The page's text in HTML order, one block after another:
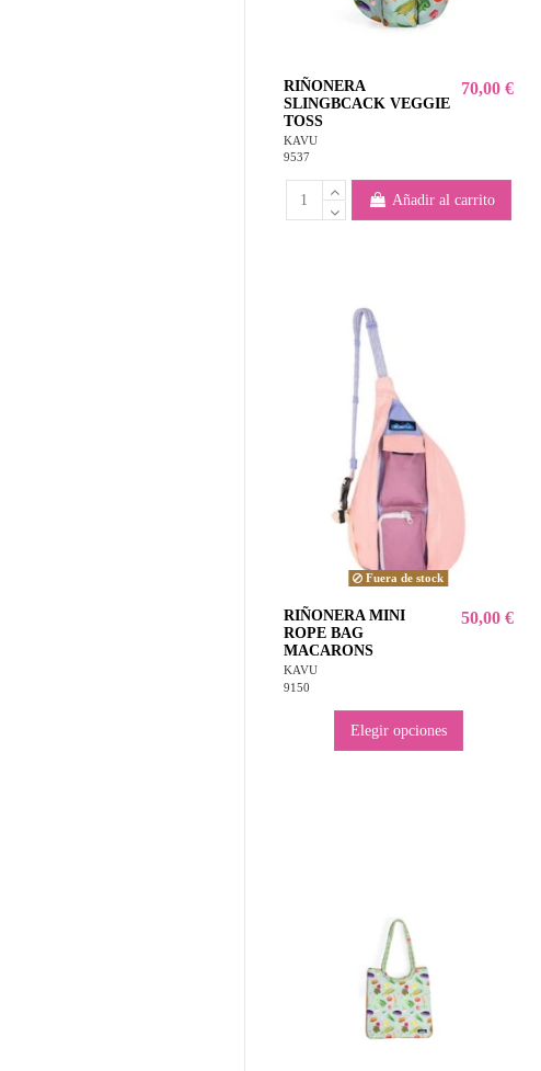
RIÑONERA
SLINGBCACK VEGGIE
TOSS
KAVU
9537
70,00 €
Añadir al carrito
Fuera de stock
RIÑONERA MINI
ROPE BAG
MACARONS
KAVU
9150
50,00 €
Elegir opciones